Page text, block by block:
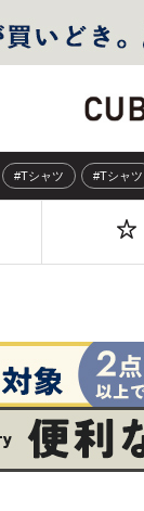
#Tシャツ #Tシャツ